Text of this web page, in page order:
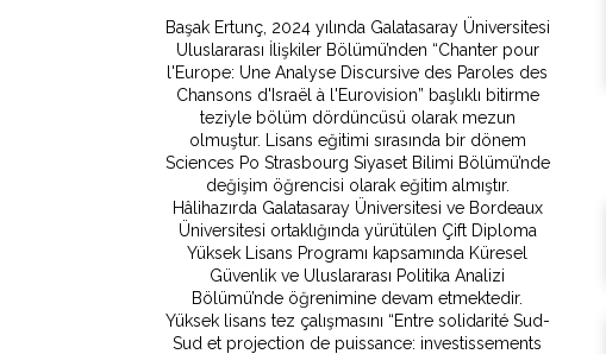
Başak Ertunç, 2024 yılında Galatasaray Üniversitesi
Uluslararası İlişkiler Bölümü’nden “Chanter pour
l'Europe: Une Analyse Discursive des Paroles des
Chansons d'Israël à l'Eurovision” başlıklı bitirme
teziyle bölüm dördüncüsü olarak mezun
olmuştur. Lisans eğitimi sırasında bir dönem
Sciences Po Strasbourg Siyaset Bilimi Bölümü’nde
değişim öğrencisi olarak eğitim almıştır.
Hâlihazırda Galatasaray Üniversitesi ve Bordeaux
Üniversitesi ortaklığında yürütülen Çift Diploma
Yüksek Lisans Programı kapsamında Küresel
Güvenlik ve Uluslararası Politika Analizi
Bölümü’nde öğrenimine devam etmektedir.
Yüksek lisans tez çalışmasını “Entre solidarité Sud-
Sud et projection de puissance: investissements